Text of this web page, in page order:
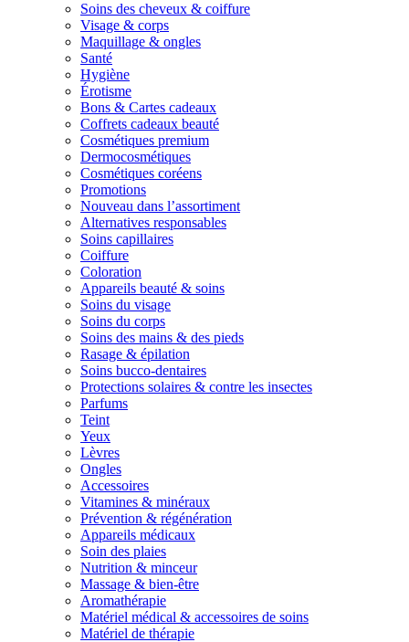
Soins des cheveux & coiffure
Visage & corps
Maquillage & ongles
Santé
Hygiène
Érotisme
Bons & Cartes cadeaux
Coffrets cadeaux beauté
Cosmétiques premium
Dermocosmétiques
Cosmétiques coréens
Promotions
Nouveau dans l’assortiment
Alternatives responsables
Soins capillaires
Coiffure
Coloration
Appareils beauté & soins
Soins du visage
Soins du corps
Soins des mains & des pieds
Rasage & épilation
Soins bucco-dentaires
Protections solaires & contre les insectes
Parfums
Teint
Yeux
Lèvres
Ongles
Accessoires
Vitamines & minéraux
Prévention & régénération
Appareils médicaux
Soin des plaies
Nutrition & minceur
Massage & bien-être
Aromathérapie
Matériel médical & accessoires de soins
Matériel de thérapie